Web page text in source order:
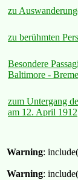
zu
zu berühmten
Besondere
Baltimore -
zum Untergang
am 12. April 1912
Warning:
Warning: